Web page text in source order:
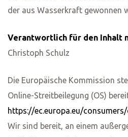
der aus Wasserkraft gewonnen
Verantwortlich für den Inhalt
Christoph Schulz
Die Europäische Kommission
Online-Streitbeilegung (OS)
https://ec.europa.eu/
Wir sind bereit, an einem